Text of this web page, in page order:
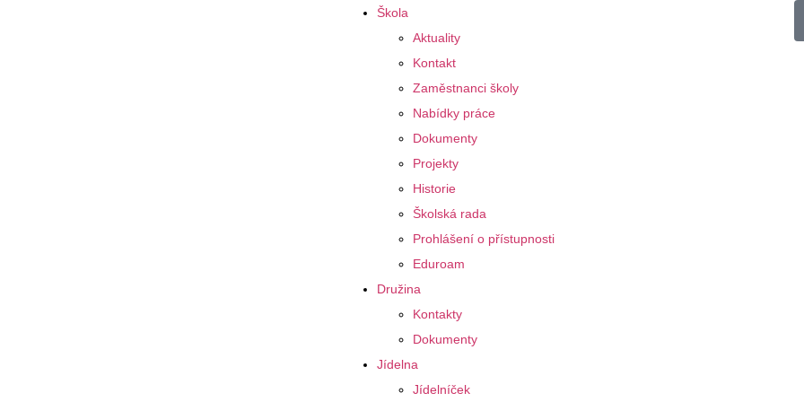
Škola
Aktuality
Kontakt
Zaměstnanci školy
Nabídky práce
Dokumenty
Projekty
Historie
Školská rada
Prohlášení o přístupnosti
Eduroam
Družina
Kontakty
Dokumenty
Jídelna
Jídelníček